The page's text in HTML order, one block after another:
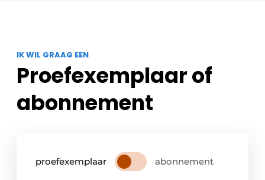
IK WIL GRAAG EEN
Proefexemplaar of
abonnement
proefexemplaar abonnement